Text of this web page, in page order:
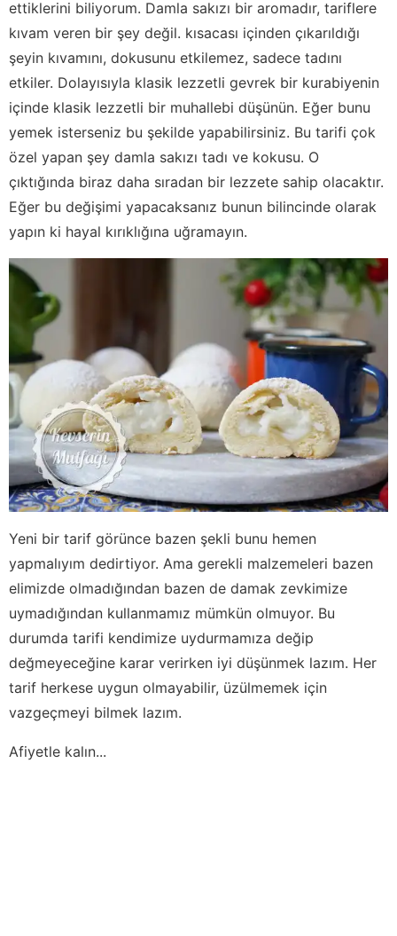
ettiklerini biliyorum. Damla sakızı bir aromadır, tariflere
kıvam veren bir şey değil. kısacası içinden çıkarıldığı
şeyin kıvamını, dokusunu etkilemez, sadece tadını
etkiler. Dolayısıyla klasik lezzetli gevrek bir kurabiyenin
içinde klasik lezzetli bir muhallebi düşünün. Eğer bunu
yemek isterseniz bu şekilde yapabilirsiniz. Bu tarifi çok
özel yapan şey damla sakızı tadı ve kokusu. O
çıktığında biraz daha sıradan bir lezzete sahip olacaktır.
Eğer bu değişimi yapacaksanız bunun bilincinde olarak
yapın ki hayal kırıklığına uğramayın.
Yeni bir tarif görünce bazen şekli bunu hemen
yapmalıyım dedirtiyor. Ama gerekli malzemeleri bazen
elimizde olmadığından bazen de damak zevkimize
uymadığından kullanmamız mümkün olmuyor. Bu
durumda tarifi kendimize uydurmamıza değip
değmeyeceğine karar verirken iyi düşünmek lazım. Her
tarif herkese uygun olmayabilir, üzülmemek için
vazgeçmeyi bilmek lazım.
Afiyetle kalın...